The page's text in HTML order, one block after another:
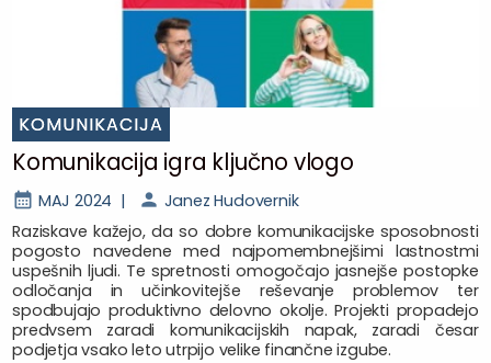
KOMUNIKACIJA
Komunikacija igra ključno vlogo
MAJ 2024 |
Janez Hudovernik
Raziskave kažejo, da so dobre komunikacijske sposobnosti
pogosto navedene med najpomembnejšimi lastnostmi
uspešnih ljudi. Te spretnosti omogočajo jasnejše postopke
odločanja in učinkovitejše reševanje problemov ter
spodbujajo produktivno delovno okolje. Projekti propadejo
predvsem zaradi komunikacijskih napak, zaradi česar
podjetja vsako leto utrpijo velike finančne izgube.